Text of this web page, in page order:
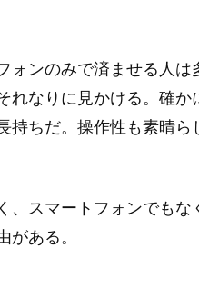
ォンのみで済ませる人
なりに見かける。確か
持ちだ。操作性も素晴ら
、スマートフォンでもな
がある。